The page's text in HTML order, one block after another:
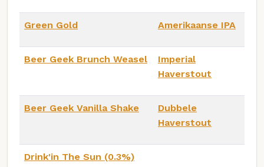
Green Gold Amerikaanse IPA
Beer Geek Brunch Weasel
Imperial
Haverstout
Beer Geek Vanilla Shake
Dubbele
Haverstout
Drink'in The Sun (0.3%)